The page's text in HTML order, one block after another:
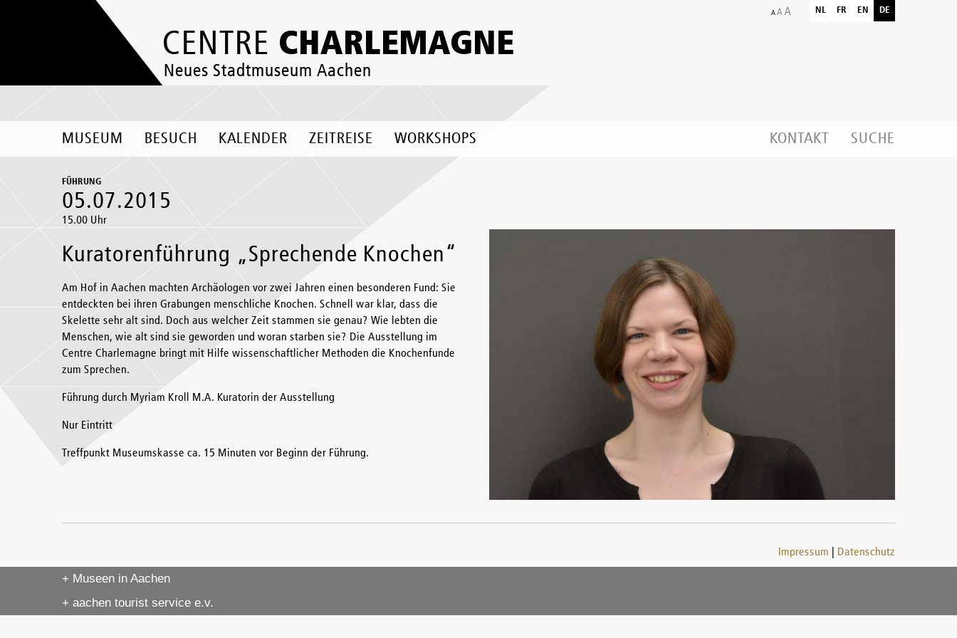
CENTRE CHARLEMAGNE
Neues Stadtmuseum Aachen
NL FR EN DE
MUSEUM BESUCH KALENDER ZEITREISE WORKSHOPS KONTAKT SUCHE
FÜHRUNG
05.07.2015
15.00 Uhr
Kuratorenführung „Sprechende Knochen“
Am Hof in Aachen machten Archäologen vor zwei Jahren einen besonderen Fund: Sie
entdeckten bei ihren Grabungen menschliche Knochen. Schnell war klar, dass die
Skelette sehr alt sind. Doch aus welcher Zeit stammen sie genau? Wie lebten die
Menschen, wie alt sind sie geworden und woran starben sie? Die Ausstellung im
Centre Charlemagne bringt mit Hilfe wissenschaftlicher Methoden die Knochenfunde
zum Sprechen.
Führung durch Myriam Kroll M.A. Kuratorin der Ausstellung
Nur Eintritt
Treffpunkt Museumskasse ca. 15 Minuten vor Beginn der Führung.
Impressum Datenschutz
+ Museen in Aachen
+ aachen tourist service e.v.